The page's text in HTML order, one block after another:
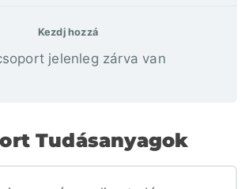
Kezdj hozzá
jelenleg zárva van
Tudásanyagok